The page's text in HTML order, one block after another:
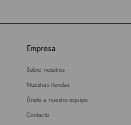
Empresa
Sobre nosotros
Nuestras tiendas
Únete a nuestro equipo
Contacto